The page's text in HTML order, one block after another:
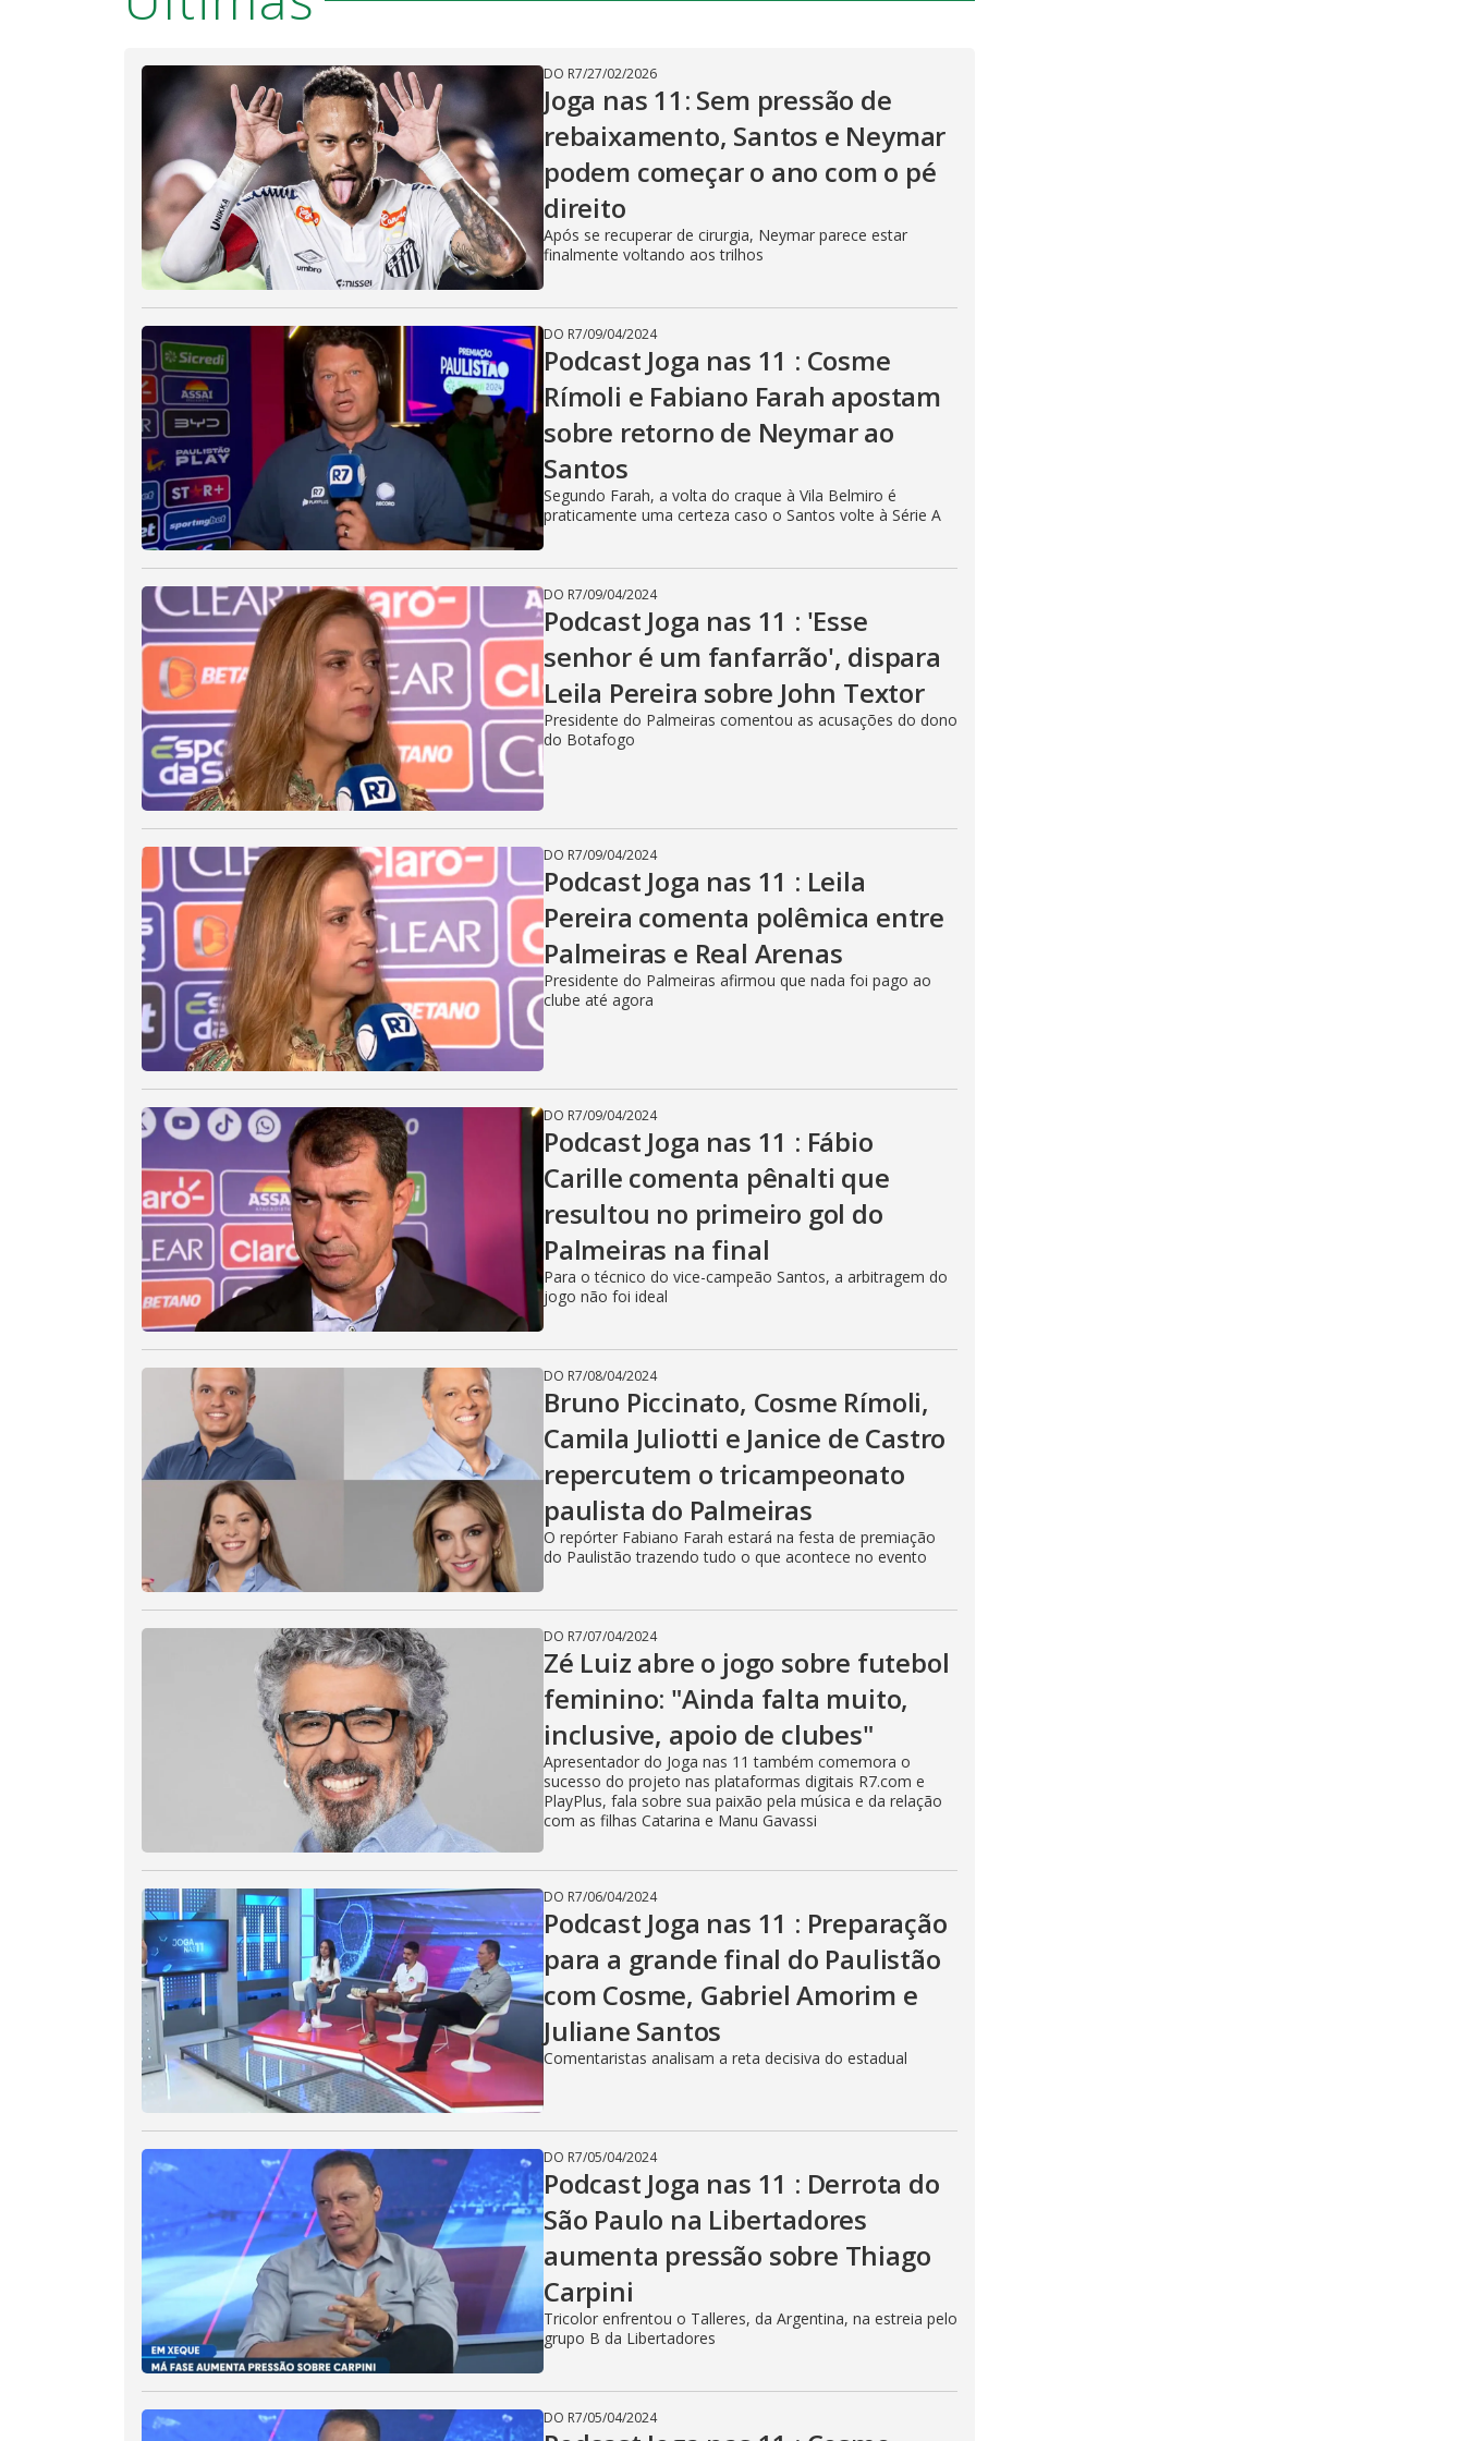
V
i
d
e
o
DO R7/27/02/2026
Joga nas 11: Sem pressão de
rebaixamento, Santos e Neymar
podem começar o ano com o pé
direito
Após se recuperar de cirurgia, Neymar parece estar
finalmente voltando aos trilhos
DO R7/09/04/2024
Podcast Joga nas 11 : Cosme
Rímoli e Fabiano Farah apostam
sobre retorno de Neymar ao
Santos
Segundo Farah, a volta do craque à Vila Belmiro é
praticamente uma certeza caso o Santos volte à Série A
DO R7/09/04/2024
Podcast Joga nas 11 : 'Esse
senhor é um fanfarrão', dispara
Leila Pereira sobre John Textor
Presidente do Palmeiras comentou as acusações do dono
do Botafogo
DO R7/09/04/2024
Podcast Joga nas 11 : Leila
Pereira comenta polêmica entre
Palmeiras e Real Arenas
Presidente do Palmeiras afirmou que nada foi pago ao
clube até agora
DO R7/09/04/2024
Podcast Joga nas 11 : Fábio
Carille comenta pênalti que
resultou no primeiro gol do
Palmeiras na final
Para o técnico do vice-campeão Santos, a arbitragem do
jogo não foi ideal
DO R7/08/04/2024
Bruno Piccinato, Cosme Rímoli,
Camila Juliotti e Janice de Castro
repercutem o tricampeonato
paulista do Palmeiras
O repórter Fabiano Farah estará na festa de premiação
do Paulistão trazendo tudo o que acontece no evento
DO R7/07/04/2024
Zé Luiz abre o jogo sobre futebol
feminino: "Ainda falta muito,
inclusive, apoio de clubes"
Apresentador do Joga nas 11 também comemora o
sucesso do projeto nas plataformas digitais R7.com e
PlayPlus, fala sobre sua paixão pela música e da relação
com as filhas Catarina e Manu Gavassi
DO R7/06/04/2024
Podcast Joga nas 11 : Preparação
para a grande final do Paulistão
com Cosme, Gabriel Amorim e
Juliane Santos
Comentaristas analisam a reta decisiva do estadual
DO R7/05/04/2024
Podcast Joga nas 11 : Derrota do
São Paulo na Libertadores
aumenta pressão sobre Thiago
Carpini
Tricolor enfrentou o Talleres, da Argentina, na estreia pelo
grupo B da Libertadores
DO R7/05/04/2024